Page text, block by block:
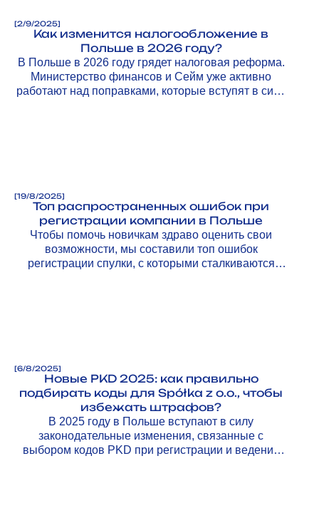
[2/9/2025]
Как изменится налогообложение в
Польше в 2026 году?
В Польше в 2026 году грядет налоговая реформа.
Министерство финансов и Сейм уже активно
работают над поправками, которые вступят в силу
[19/8/2025]
Топ распространенных ошибок при
регистрации компании в Польше
Чтобы помочь новичкам здраво оценить свои
возможности, мы составили топ ошибок
регистрации спулки, с которыми сталкиваются
[6/8/2025]
Новые PKD 2025: как правильно
подбирать коды для Spółka z o.o., чтобы
избежать штрафов?
В 2025 году в Польше вступают в силу
законодательные изменения, связанные с
выбором кодов PKD при регистрации и ведении